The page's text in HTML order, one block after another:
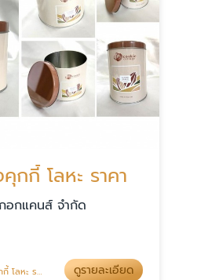
กกี้ โลหะ ราคา
อกแคนส์ จำกัด
ลหะ ราคา ดูรายละเอียด